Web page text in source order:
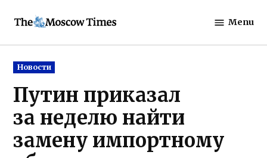
Moscow
Menu
Posted
in
Новости
Путин приказал
за неделю найти
замену импортному